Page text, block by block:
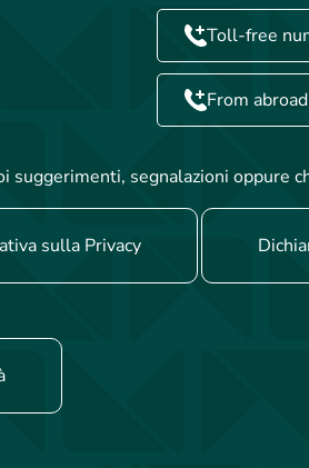
Toll-free
From
suggerimenti, segnalazioni oppure
sulla Privacy